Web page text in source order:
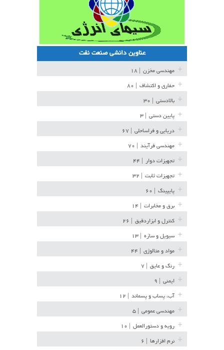
عناوین دانشی صنعت نفت
مهندسی مخزن
حفاری و اکتشاف
بالادستی
پایین دستی
دریایی و فراساحلی
مهندسی فرآیند
تجهیزات دوار
تجهیزات ثابت
پایپینگ
برق و مخابرات
کنترل و ابزاردقیق
سیویل و سازه
مواد و متالوژی
رنگ و عایق
ایمنی
آب، پساب و پسماند
مهندسی عمومی
رویه و دستورالعمل
نرم افزارها